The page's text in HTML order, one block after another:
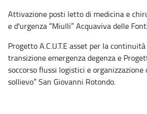
Attivazione posti letto di medicina e
e d'urgenza “Miulli” Acquaviva delle
Progetto A.C.U.T.E asset per la
transizione emergenza degenza e
soccorso flussi logistici e organizzazione
sollievo” San Giovanni Rotondo.